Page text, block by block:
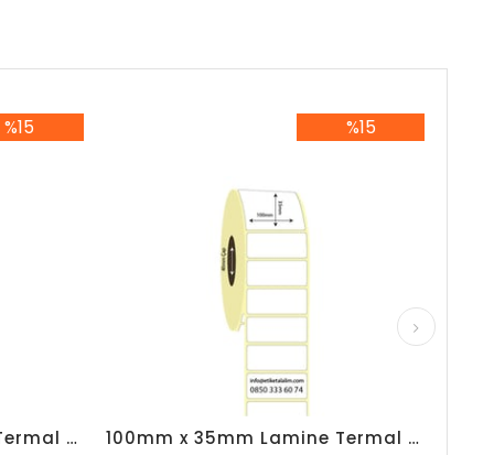
100mm x 30mm Lamine Termal Etiket (Sticker)
%15
100mm x 35mm Lamine Termal Etiket (Sticker)
%15